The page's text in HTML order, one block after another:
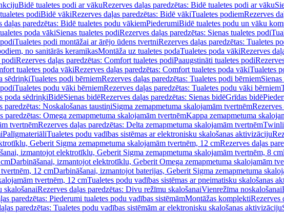
Bidē tualetes podi ar vākuRezerves daļas paredzētas: Bidē tualetes podi ar vāku
podiBidē vākiRezerves daļas paredzētas: Bidē vākiTualetes podiemRezerves
daļas paredzētas: Bidē tualetes podu vākiemPiederumiBidē tualetes podu un vāku
poda vākiSienas tualetes podiRezerves daļas paredzētas: Sienas tualetes podi
Tualetes podi montāžai ar ārējo ūdens tvertniRezerves daļas paredzētas: Tualetes
no sanitārās keramikasMontāža uz tualetes podaTualetes poda vākiRezerves
podiRezerves daļas paredzētas: Comfort tualetes podiPaaugstināti tualetes podi
tualetes poda vākiRezerves daļas paredzētas: Comfort tualetes poda vākiTualetes
sēdriņķiTualetes podi bērniemRezerves daļas paredzētas: Tualetes podi bērniem
Tualetes podu vāki bērniemRezerves daļas paredzētas: Tualetes podu vāki bērniem
poda sēdriņķiBidēSienas bidēRezerves daļas paredzētas: Sienas bidēGrīdas bidē
paredzētas: Noskalošanas taustiņiSigma zemapmetuma skalojamām tvertnēm
paredzētas: Omega zemapmetuma skalojamām tvertnēmKappa zemapmetuma
tvertnēmRezerves daļas paredzētas: Delta zemapmetuma skalojamām tvertnēm
PalīgmateriāliTualetes podu vadības sistēmas ar elektronisku skalošanas aktivizāciju
Geberit Sigma zemapmetuma skalojamām tvertnēm, 12 cmRezerves daļas
izmantojot elektrotīklu, Geberit Sigma zemapmetuma skalojamām tvertnēm, 8 cm
Darbināšanai, izmantojot elektrotīklu, Geberit Omega zemapmetuma skalojamām
12 cmDarbināšanai, izmantojot baterijas, Geberit Sigma zemapmetuma
tvertnēm, 12 cmTualetes podu vadības sistēmas ar pneimatisku skalošanas
skalošanaiRezerves daļas paredzētas: Divu režīmu skalošanaiVienrežīma noskalošanai
paredzētas: Piederumi tualetes podu vadības sistēmāmMontāžas komplektiRezerves
paredzētas: Tualetes podu vadības sistēmām ar elektronisku skalošanas aktivizāciju